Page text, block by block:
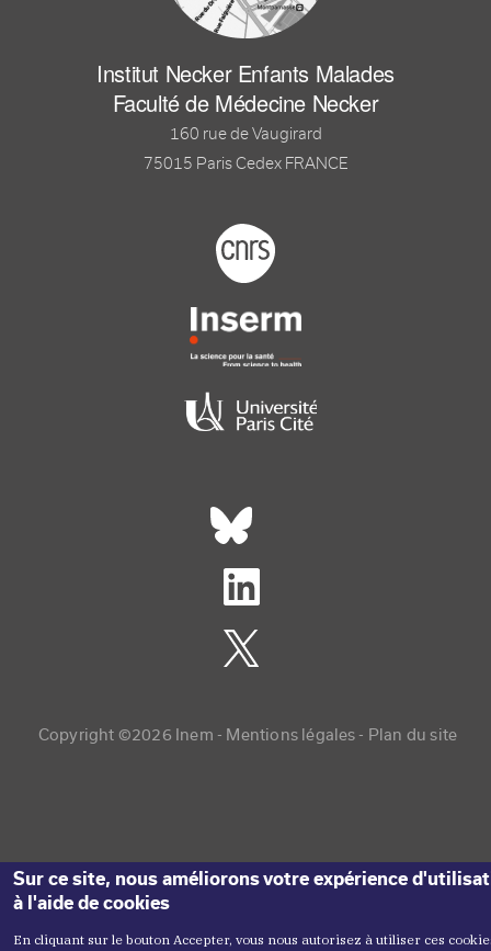
Institut Necker Enfants Malades
Faculté de Médecine Necker
160 rue de Vaugirard
75015 Paris Cedex FRANCE
Footer logo tutelles
Réseaux sociaux footer
Copyright ©2026 Inem - Copyright menu
Mentions légales Plan du site
Sur ce site, nous améliorons votre expérience
à l'aide de cookies
En cliquant sur le bouton Accepter, vous nous autorisez à utiliser ces